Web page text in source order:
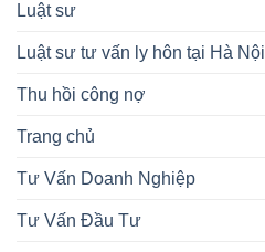
Luật sư
Luật sư tư vấn ly hôn tại Hà Nội
Thu hồi công nợ
Trang chủ
Tư Vấn Doanh Nghiệp
Tư Vấn Đầu Tư